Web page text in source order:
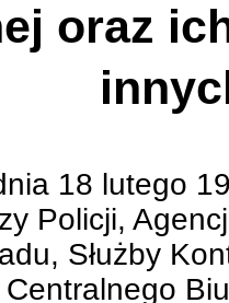
oraz
18 lutego
Policji,
Służby